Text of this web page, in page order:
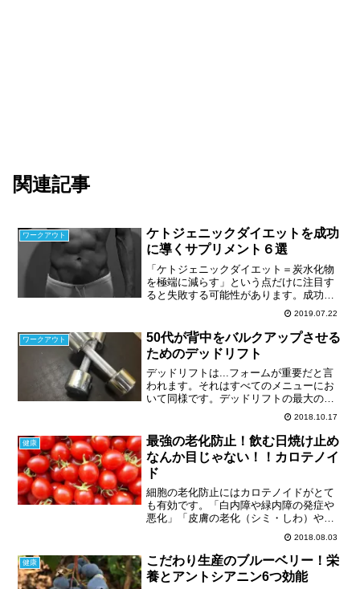
関連記事
ワークアウト
ケトジェニックダイエットを成功
に導くサプリメント６選
「ケトジェニックダイエット＝炭水化物
を極端に減らす」という点だけに注目す
ると失敗する可能性があります。成功の
鍵はインスリン（インシュリン）のコン
トロールにあります。どれだけ早くケト
ーシスに移行できるかが重要なので、
徐々に炭水化物を減らしていくのはよく
ありません。
2019.07.22
ワークアウト
50代が背中をバルクアップさせる
ためのデッドリフト
デッドリフトは...フォームが重要だと言
われます。それはすべてのメニューにお
いて同様です。デッドリフトの最大のメ
リットは...他のワークアウトメニューで
はできない、高重量を扱えることです。
高重量で、背中全体に強烈な刺激を与え
られることです。...
2018.10.17
健康
最強の老化防止！飲む日焼け止め
なんか目じゃない！！カロテノイ
ド
細胞の老化防止にはカロテノイドがとて
も有効です。「白内障や緑内障の発症や
悪化」「皮膚の老化（シミ・しわ）や
癌、等々の発症や悪化」の原因となる、
活性酸素の一種である一重項酸素を素早
く、強力に消去します。
2018.08.03
健康
こだわり生産のブルーベリー！栄
養とアントシアニン6つ効能